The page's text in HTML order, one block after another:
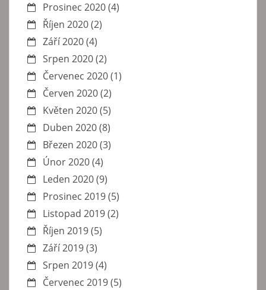
Prosinec 2020(4)
Říjen 2020(2)
Září 2020(4)
Srpen 2020(2)
Červenec 2020(1)
Červen 2020(2)
Květen 2020(5)
Duben 2020(8)
Březen 2020(3)
Únor 2020(4)
Leden 2020(9)
Prosinec 2019(5)
Listopad 2019(2)
Říjen 2019(5)
Září 2019(3)
Srpen 2019(4)
Červenec 2019(5)